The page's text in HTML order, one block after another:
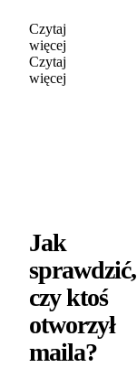
Czytaj
więcej
Czytaj
więcej
Jak
sprawdzić,
czy ktoś
otworzył
maila?